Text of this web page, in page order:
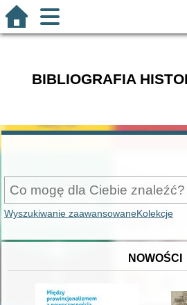
BIBLIOGRAFIA
Wyszukiwanie zaawansowaneKolekcje
NOWOŚCI